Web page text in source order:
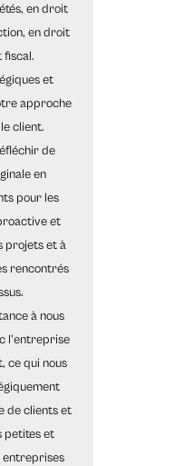
en droit
en droit
et
approche
client.
de
en
pour les
et
projets et à
rencontrés
à nous
l'entreprise
ce qui nous
de clients et
petites et
entreprises